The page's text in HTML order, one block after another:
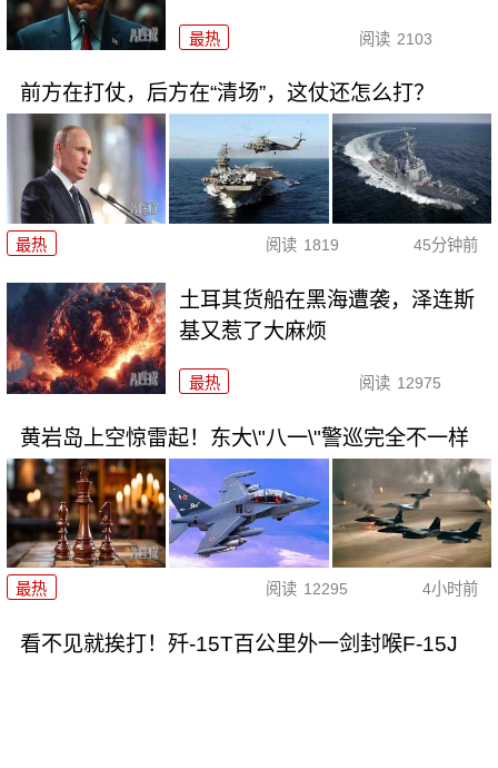
最热 阅读 2103
前方在打仗，后方在“清场”，这仗还怎么打？
最热 阅读 1819 45分钟前
土耳其货船在黑海遭袭，泽连斯
基又惹了大麻烦
最热 阅读 12975
黄岩岛上空惊雷起！东大\"八一\"警巡完全不一样
最热 阅读 12295 4小时前
看不见就挨打！歼-15T百公里外一剑封喉F-15J